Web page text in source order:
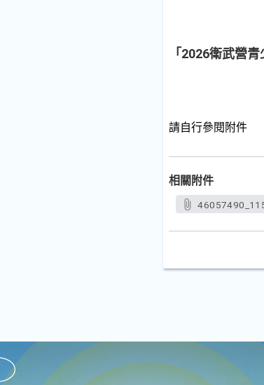
「2026衛武營
請自行參閱附件
相關附件